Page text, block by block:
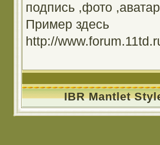
подпись ,фото
Пример здесь
http://
IBR Mantlet